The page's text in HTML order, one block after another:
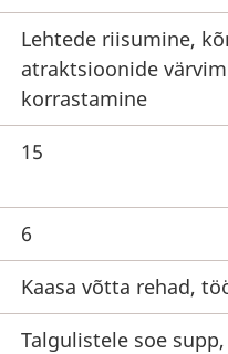
Lehtede riisumine,
atraktsioonide
korrastamine
15
6
Kaasa võtta rehad,
Talgulistele soe